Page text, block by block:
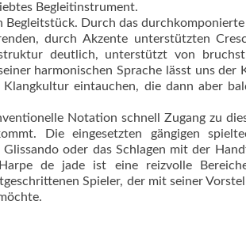
Begleitinstrument.
Begleitstück. Durch das
durch Akzente unterstützten
deutlich, unterstützt von
harmonischen Sprache lässt uns der
eintauchen, die dann aber
Notation schnell Zugang zu
Die eingesetzten gängigen
oder das Schlagen mit der
de jade ist eine reizvolle
Spieler, der mit seiner